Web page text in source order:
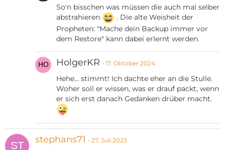
So'n bisschen was müssen die auch mal selber
abstrahieren
. Die alte Weisheit der
Propheten: "Mache dein Backup immer vor
dem Restore" kann dabei erlernt werden.
HolgerKR 17. Oktober 2024
Hehe... stimmt! Ich dachte eher an die Stulle.
Woher soll er wissen, was er drauf packt, wenn
er sich erst danach Gedanken drüber macht.
stephans71 27. Juli 2023